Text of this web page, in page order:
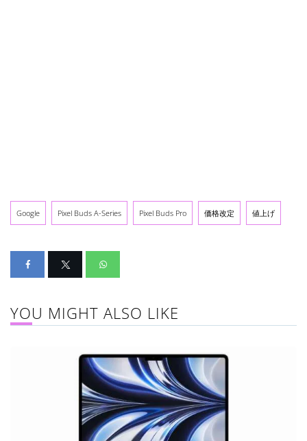
Google Pixel Buds A-Series Pixel Buds Pro 価格改定 値上げ
YOU MIGHT ALSO LIKE